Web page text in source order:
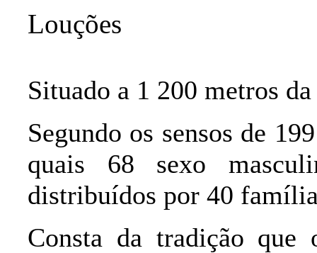
Louções
Situado a 1 200 metros
Segundo os sensos de
quais 68 sexo
distribuídos por 40
Consta da tradição que